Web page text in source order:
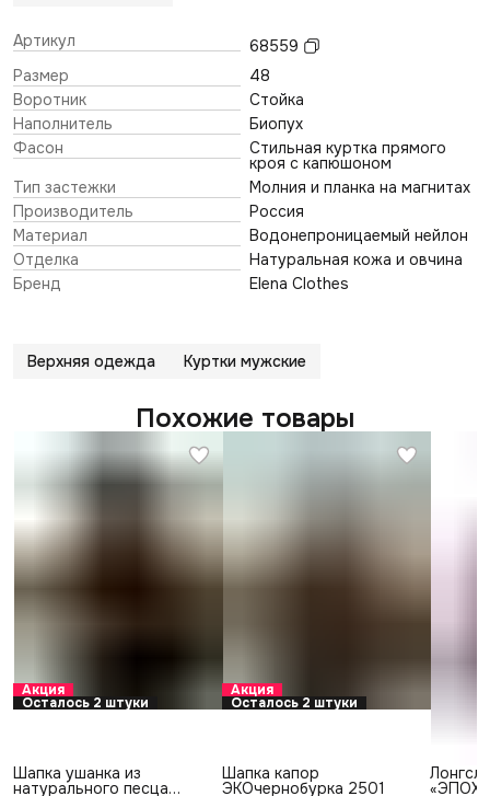
Артикул
68559
Размер
48
Воротник
Стойка
Наполнитель
Биопух
Фасон
Стильная куртка прямого
кроя с капюшоном
Тип застежки
Молния и планка на магнитах
Производитель
Россия
Материал
Водонепроницаемый нейлон
Отделка
Натуральная кожа и овчина
Бренд
Elena Clothes
Верхняя одежда Куртки мужские
Похожие товары
Акция
Осталось 2 штуки
Шапка ушанка из
натурального песца
Акция
Осталось 2 штуки
Шапка капор
ЭКОчернобурка 2501